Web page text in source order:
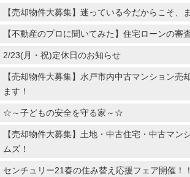
【売却物件大募集】迷っている今だからこそ、
【不動産のプロに聞いてみた】住宅ローンの審
2/23(月・祝)定休日のお知らせ
【売却物件大募集】水戸市内中古マンション売
ます！
☆～子どもの安全を守る家～☆
【売却物件大募集】土地・中古住宅・中古マン
ムズ！
センチュリー21春の住み替え応援フェア開催！！